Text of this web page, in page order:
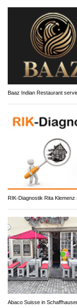
Baaz Indian Restaurant
RIK-Diagnostik Rita
Abaco Suisse in